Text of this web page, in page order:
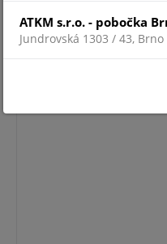
ATKM s.r.o. - pobočka
Jundrovská 1303 / 43,